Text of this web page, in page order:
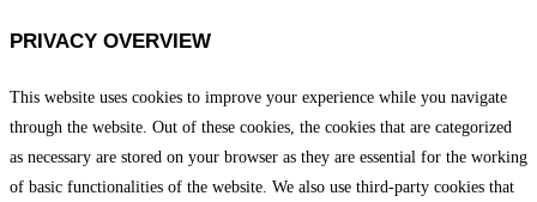
PRIVACY OVERVIEW
This website uses cookies to improve your experience while you navigate
through the website. Out of these cookies, the cookies that are categorized
as necessary are stored on your browser as they are essential for the working
of basic functionalities of the website. We also use third-party cookies that